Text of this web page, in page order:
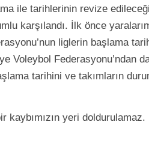
ile tarihlerinin revize
karşılandı. İlk önce
liglerin başlama
Federasyonu’ndan
tarihini ve takımların
kaybımızın yeri